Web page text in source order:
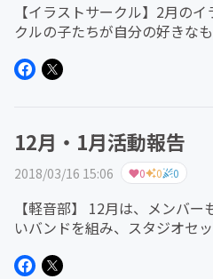
【イラストサークル】2月の
クルの子たちが自分の好きな
が行われました。フリルをう
12月・1月活動報告
2018/03/16 15:06 0 0 0
【軽音部】 12月は、メンバ
いバンドを組み、スタジオセ
が、それぞれが自分のパート